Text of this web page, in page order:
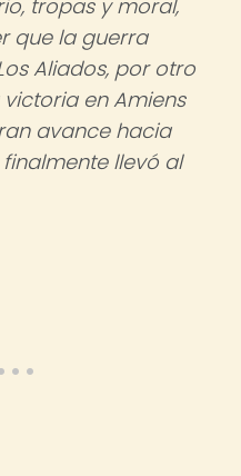
tropas y moral,
que la guerra
Aliados, por otro
en Amiens
avance hacia
llevó al